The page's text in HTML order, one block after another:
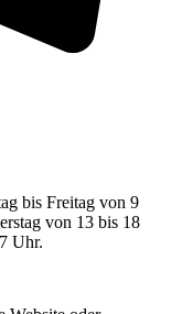
bis Freitag von 9
von 13 bis 18
Uhr.